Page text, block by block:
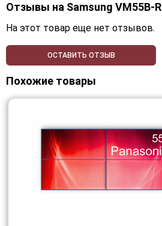
Отзывы на Samsung VM55B-R
На этот товар еще нет отзывов.
ОСТАВИТЬ ОТЗЫВ
Похожие товары